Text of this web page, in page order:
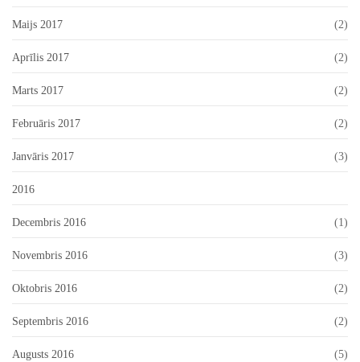
Maijs 2017 (2)
Aprīlis 2017 (2)
Marts 2017 (2)
Februāris 2017 (2)
Janvāris 2017 (3)
2016
Decembris 2016 (1)
Novembris 2016 (3)
Oktobris 2016 (2)
Septembris 2016 (2)
Augusts 2016 (5)